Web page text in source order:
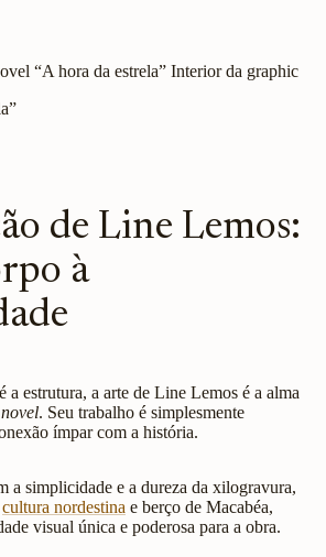
Interior da graphic
de Line Lemos:
à
a estrutura, a arte de Line Lemos é a alma
. Seu trabalho é simplesmente
ímpar com a história.
a simplicidade e a dureza da xilogravura,
cultura nordestina e berço de Macabéa,
visual única e poderosa para a obra.